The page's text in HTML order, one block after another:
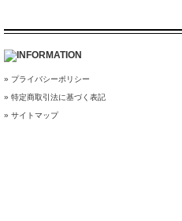
» プライバシーポリシー
» 特定商取引法に基づく表記
» サイトマップ